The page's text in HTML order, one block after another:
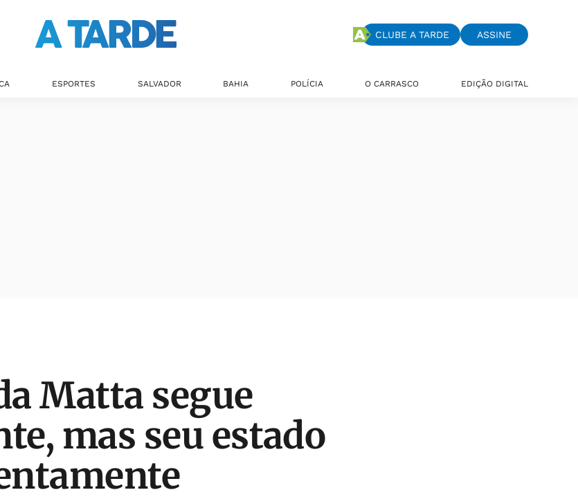
CLUBE A TARDE ASSINE
ESPORTES SALVADOR BAHIA POLÍCIA O CARRASCO EDIÇÃO DIGITAL
Matta segue
mas seu estado